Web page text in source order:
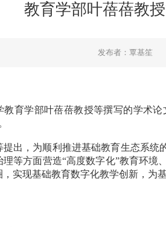
教育学部叶蓓蓓教
发布者：覃基笙
教育学部叶蓓蓓教授等撰写的学术
提出，为顺利推进基础教育生态系统
等方面营造“高度数字化”教育环
实现基础教育数字化教学创新，为